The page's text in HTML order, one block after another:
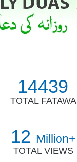
14439
TOTAL FATAWA
12 Million+
TOTAL VIEWS